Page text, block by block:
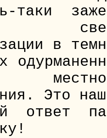
таки
в
Это
ответ